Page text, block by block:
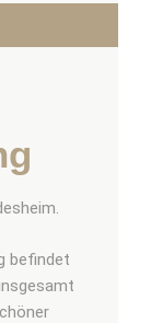
befindet